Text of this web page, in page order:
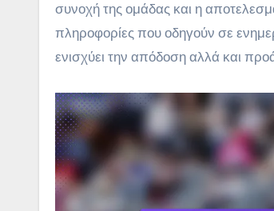
συνοχή της ομάδας και η
πληροφορίες που οδηγούν σε
ενισχύει την απόδοση αλλά και